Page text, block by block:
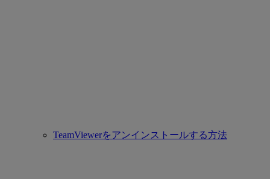
TeamViewerをアンインストールする方法